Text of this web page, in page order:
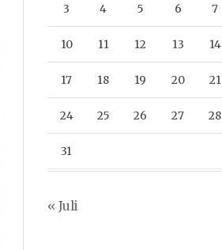
3 4 5 6 7
10 11 12 13 14
17 18 19 20 21
24 25 26 27 28
31
« Juli